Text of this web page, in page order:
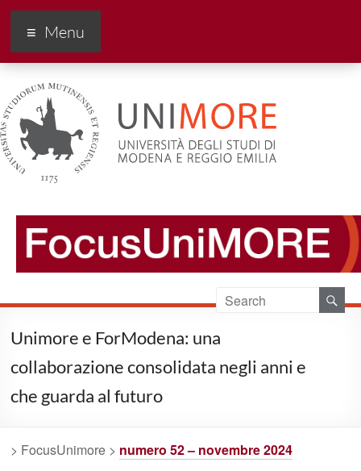
FocusUnimore
Menu
Unimore e ForModena: una
collaborazione consolidata negli anni e
che guarda al futuro
> FocusUnimore > numero 52 – novembre 2024